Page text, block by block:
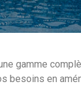
gamme
besoins en